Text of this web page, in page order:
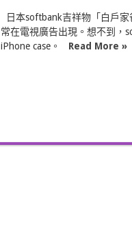
日本softbank吉祥物「白戶
常在電視廣告出現。想不到，
iPhone case。 Read More »